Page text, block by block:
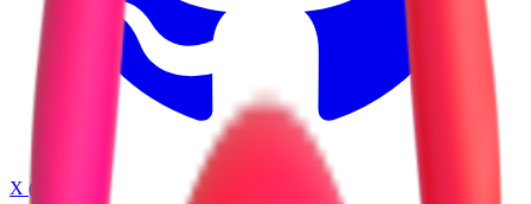
X (Twitter)